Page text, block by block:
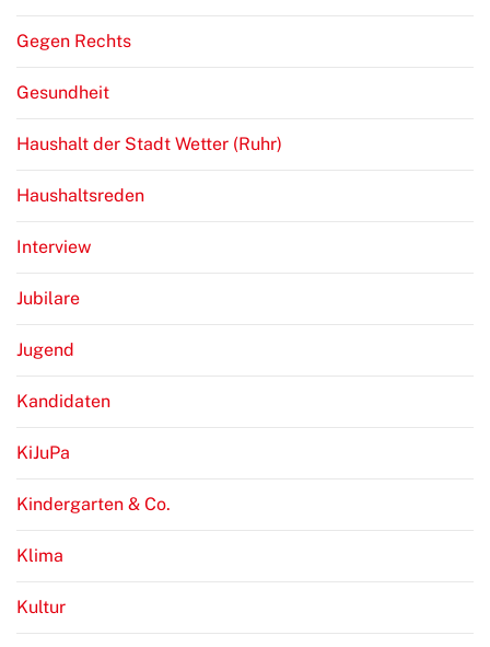
Gegen Rechts
Gesundheit
Haushalt der Stadt Wetter (Ruhr)
Haushaltsreden
Interview
Jubilare
Jugend
Kandidaten
KiJuPa
Kindergarten & Co.
Klima
Kultur